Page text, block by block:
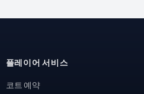
플레이어 서비스
코트 예약